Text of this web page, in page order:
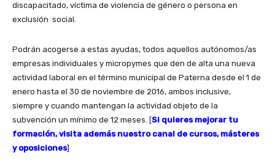
discapacitado, víctima de violencia de género o persona en
exclusión social.
Podrán acogerse a estas ayudas, todos aquellos autónomos/as
empresas individuales y micropymes que den de alta una nueva
actividad laboral en el término municipal de Paterna desde el 1 de
enero hasta el 30 de noviembre de 2016, ambos inclusive,
siempre y cuando mantengan la actividad objeto de la
subvención un mínimo de 12 meses. [Si quieres mejorar tu
formación, visita además nuestro canal de cursos, másteres
y oposiciones]